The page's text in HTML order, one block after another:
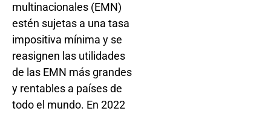
multinacionales (EMN)
estén sujetas a una tasa
impositiva mínima y se
reasignen las utilidades
de las EMN más grandes
y rentables a países de
todo el mundo. En 2022